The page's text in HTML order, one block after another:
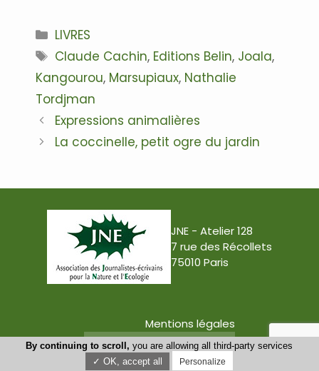
Catégories
LIVRES
Étiquettes
Claude Cachin, Editions Belin, Joala,
Kangourou, Marsupiaux, Nathalie
Tordjman
Navigation
des
Expressions animalières
La coccinelle, petit ogre du jardin
JNE - Atelier 128
7 rue des Récollets
75010 Paris
Mentions légales
Conception : Tabula Rasa
By continuing to scroll, you are allowing all third-party services
✓ OK, accept all
Personalize